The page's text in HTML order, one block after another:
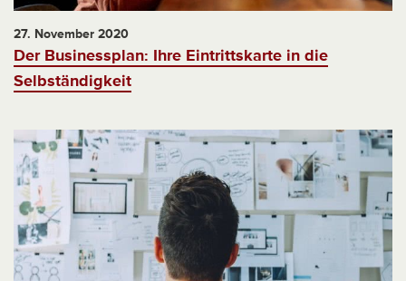
27. November 2020
Der Businessplan: Ihre Eintrittskarte in die
Selbständigkeit